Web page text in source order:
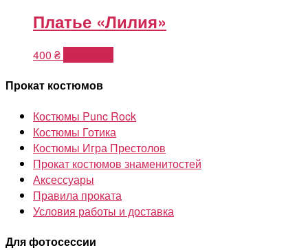
Платье «Лилия»
400 ₴
Прокат костюмов
Костюмы Punc Rock
Костюмы Готика
Костюмы Игра Престолов
Прокат костюмов знаменитостей
Аксессуары
Правила проката
Условия работы и доставка
Для фотосессии